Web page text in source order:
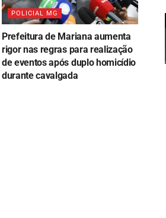
POLICIAL MG
Prefeitura de Mariana aumenta
rigor nas regras para realização
de eventos após duplo homicídio
durante cavalgada